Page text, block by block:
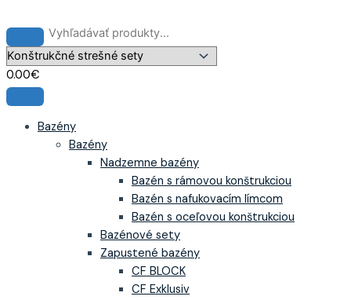
0.00€
Bazény
Bazény
Nadzemne bazény
Bazén s rámovou konštrukciou
Bazén s nafukovacím límcom
Bazén s oceľovou konštrukciou
Bazénové sety
Zapustené bazény
CF BLOCK
CF Exklusiv